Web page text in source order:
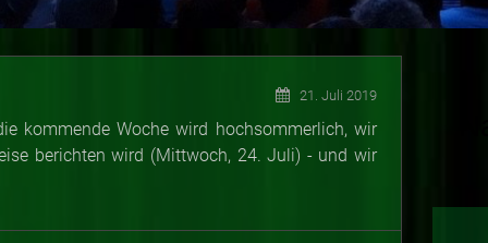
21. Juli 2019
kommende Woche wird hochsommerlich, wir
berichten wird (Mittwoch, 24. Juli) - und wir